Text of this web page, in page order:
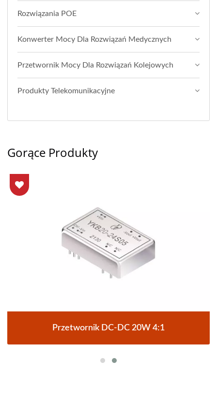
Rozwiązania POE
Konwerter Mocy Dla Rozwiązań Medycznych
Przetwornik Mocy Dla Rozwiązań Kolejowych
Produkty Telekomunikacyjne
Gorące Produkty
Przetwornik DC-DC 20W 4:1